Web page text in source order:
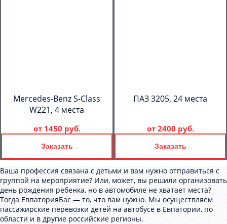
Mercedes-Benz S-Class
W221, 4 места
от 1450 руб.
Заказать
ПАЗ 3205, 24 места
от 2400 руб.
Заказать
Ваша профессия связана с детьми и вам нужно отправиться с
группой на мероприятие? Или, может, вы решили организовать
день рождения ребенка, но в автомобиле не хватает места?
Тогда ЕвпаторияБас — то, что вам нужно. Мы осуществляем
пассажирские перевозки детей на автобусе в Евпатории, по
области и в другие российские регионы.